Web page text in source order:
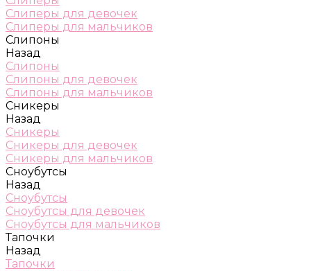
Слиперы для девочек
Слиперы для мальчиков
Слипоны
Назад
Слипоны
Слипоны для девочек
Слипоны для мальчиков
Сникеры
Назад
Сникеры
Сникеры для девочек
Сникеры для мальчиков
Сноубутсы
Назад
Сноубутсы
Сноубутсы для девочек
Сноубутсы для мальчиков
Тапочки
Назад
Тапочки